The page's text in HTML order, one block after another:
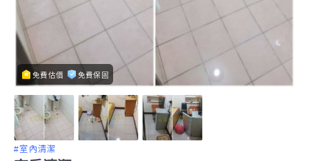
免費估價 免費保固
#室內清潔